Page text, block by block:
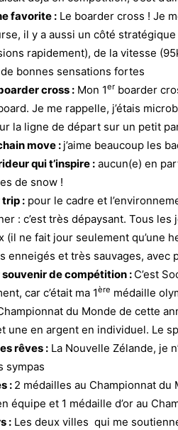
favorite : Le boarder cross ! Je
il y a aussi un côté
rapidement), de la vitesse
bonnes sensations fortes
cross : Mon 1er boarder
Je me rappelle, j’étais
la ligne de départ sur un petit
move : j’aime beaucoup les
qui t’inspire : aucun(e) en
de snow !
: pour le cadre et
: c’est très dépaysant. Tous
(il ne fait jour seulement qu’une
enneigés et très sauvages, avec
de compétition : C’est
car c’était ma 1ère médaille
du Monde de cette
une en argent en individuel. Le
rêves : La Nouvelle Zélande, je
sympas
: 2 médailles au Championnat
équipe et 1 médaille d’or au
: Les deux villes qui me